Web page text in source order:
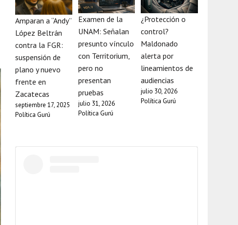
Amparan a “Andy”
López Beltrán
contra la FGR:
suspensión de
plano y nuevo
frente en
Zacatecas
septiembre 17, 2025
Política Gurú
Examen de la
UNAM: Señalan
presunto vínculo
con Territorium,
pero no
presentan
pruebas
julio 31, 2026
Política Gurú
¿Protección o
control?
Maldonado
alerta por
lineamientos de
audiencias
julio 30, 2026
Política Gurú